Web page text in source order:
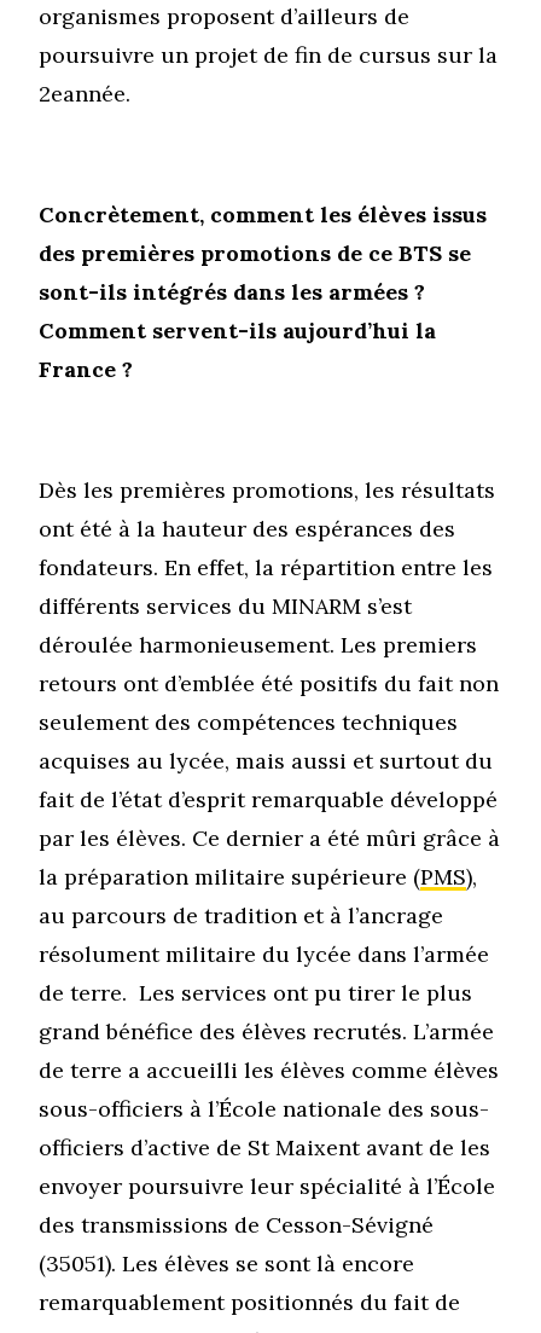
organismes proposent d’ailleurs de
poursuivre un projet de fin de cursus sur la
2eannée.
Concrètement, comment les élèves issus
des premières promotions de ce BTS se
sont-ils intégrés dans les armées ?
Comment servent-ils aujourd’hui la
France ?
Dès les premières promotions, les résultats
ont été à la hauteur des espérances des
fondateurs. En effet, la répartition entre les
différents services du MINARM s’est
déroulée harmonieusement. Les premiers
retours ont d’emblée été positifs du fait non
seulement des compétences techniques
acquises au lycée, mais aussi et surtout du
fait de l’état d’esprit remarquable développé
par les élèves. Ce dernier a été mûri grâce à
la préparation militaire supérieure (PMS),
au parcours de tradition et à l’ancrage
résolument militaire du lycée dans l’armée
de terre. Les services ont pu tirer le plus
grand bénéfice des élèves recrutés. L’armée
de terre a accueilli les élèves comme élèves
sous-officiers à l’École nationale des sous-
officiers d’active de St Maixent avant de les
envoyer poursuivre leur spécialité à l’École
des transmissions de Cesson-Sévigné
(35051). Les élèves se sont là encore
remarquablement positionnés du fait de